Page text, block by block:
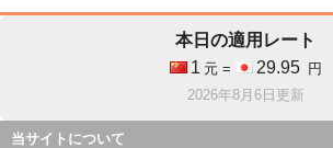
本日の適用レート
1 元 = 29.95
円
2026年8月6日更新
当サイトについて